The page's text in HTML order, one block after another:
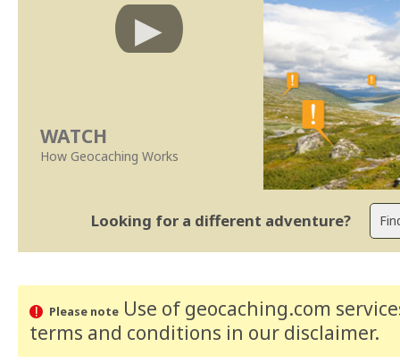
WATCH
How Geocaching Works
Looking for a different adventure?
Please noteUse of geocaching.com
terms and conditions in our disclaimer.